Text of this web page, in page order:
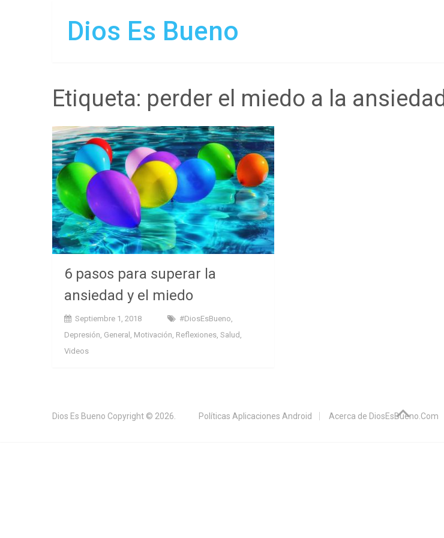
Dios Es Bueno
Etiqueta: perder el miedo a la ansiedad
6 pasos para superar la
ansiedad y el miedo
Septiembre 1, 2018 #DiosEsBueno
Depresión General Motivación Reflexiones Salud
Videos
Dios Es Bueno Copyright © 2026. Políticas Aplicaciones Android Acerca de DiosEsBueno.Com